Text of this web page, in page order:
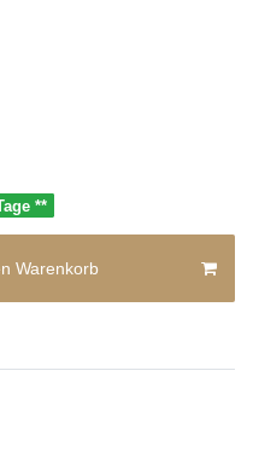
**
Warenkorb